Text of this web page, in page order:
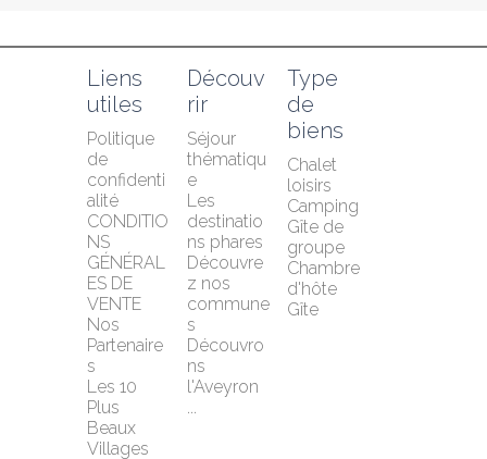
Liens
utiles
Politique
de
confidenti
alité
CONDITIO
NS
GÉNÉRAL
ES DE
VENTE
Nos
Partenaire
s
Les 10
Plus
Beaux
Villages
Découv
rir
Séjour
thématiqu
e
Les
destinatio
ns phares
Découvre
z nos
commune
s
Découvro
ns
l'Aveyron
...
Type
de
biens
Chalet
loisirs
Camping
Gîte de
groupe
Chambre
d'hôte
Gîte